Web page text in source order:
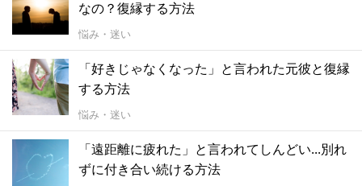
なの？復縁する方法
悩み・迷い
「好きじゃなくなった」と言われた元彼と復縁
する方法
悩み・迷い
「遠距離に疲れた」と言われてしんどい...別れ
ずに付き合い続ける方法